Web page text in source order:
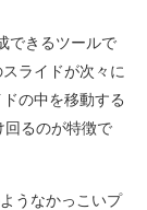
できるツールで
ライドが次々に
の中を移動する
回るのが特徴で
うなかっこいプ